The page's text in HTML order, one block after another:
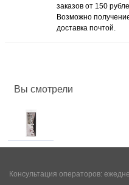
заказов от 150
Возможно
доставка почтой.
Вы смотрели
Консультация операторов: